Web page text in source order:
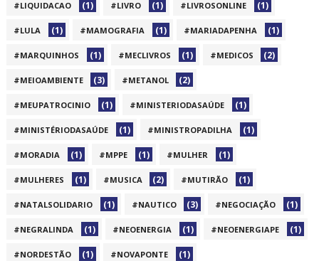
#LIQUIDACAO (1) #LIVRO (1) #LIVROSONLINE (1)
#LULA (1) #MAMOGRAFIA (1) #MARIADAPENHA (1)
#MARQUINHOS (1) #MECLIVROS (1) #MEDICOS (2)
#MEIOAMBIENTE (3) #METANOL (2)
#MEUPATROCINIO (1) #MINISTERIODASAÚDE (1)
#MINISTÉRIODASAÚDE (1) #MINISTROPADILHA (1)
#MORADIA (1) #MPPE (1) #MULHER (1)
#MULHERES (1) #MUSICA (2) #MUTIRÃO (1)
#NATALSOLIDARIO (1) #NAUTICO (3) #NEGOCIAÇÃO (1)
#NEGRALINDA (1) #NEOENERGIA (1) #NEOENERGIAPE (1)
#NORDESTÃO (1) #NOVAPONTE (1)